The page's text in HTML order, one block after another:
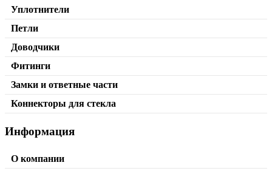
от519,00₽/пог.м.
Уплотнители
Петли
Доводчики
Фитинги
Замки и ответные части
Коннекторы для стекла
Информация
О компании